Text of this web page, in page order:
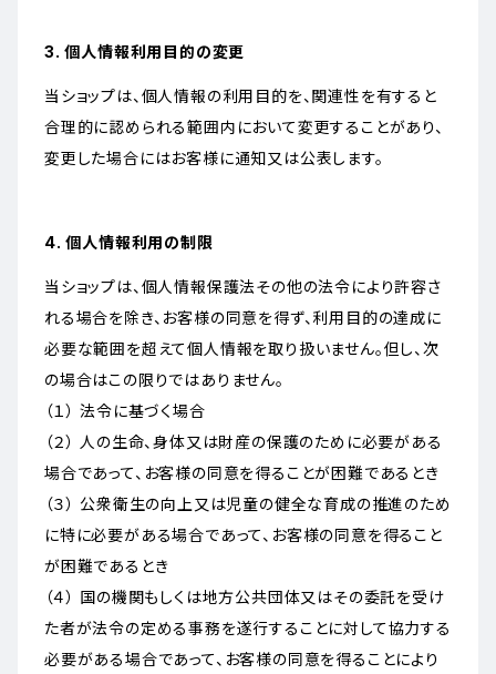
3. 個人情報利用目的の変更
当ショップは、個人情報の利用目的を、関連性を有すると
合理的に認められる範囲内において変更することがあり、
変更した場合にはお客様に通知又は公表します。
4. 個人情報利用の制限
当ショップは、個人情報保護法その他の法令により許容さ
れる場合を除き、お客様の同意を得ず、利用目的の達成に
必要な範囲を超えて個人情報を取り扱いません。但し、次
の場合はこの限りではありません。
（１） 法令に基づく場合
（２） 人の生命、身体又は財産の保護のために必要がある
場合であって、お客様の同意を得ることが困難であるとき
（３） 公衆衛生の向上又は児童の健全な育成の推進のため
に特に必要がある場合であって、お客様の同意を得ること
が困難であるとき
（４） 国の機関もしくは地方公共団体又はその委託を受け
た者が法令の定める事務を遂行することに対して協力する
必要がある場合であって、お客様の同意を得ることにより